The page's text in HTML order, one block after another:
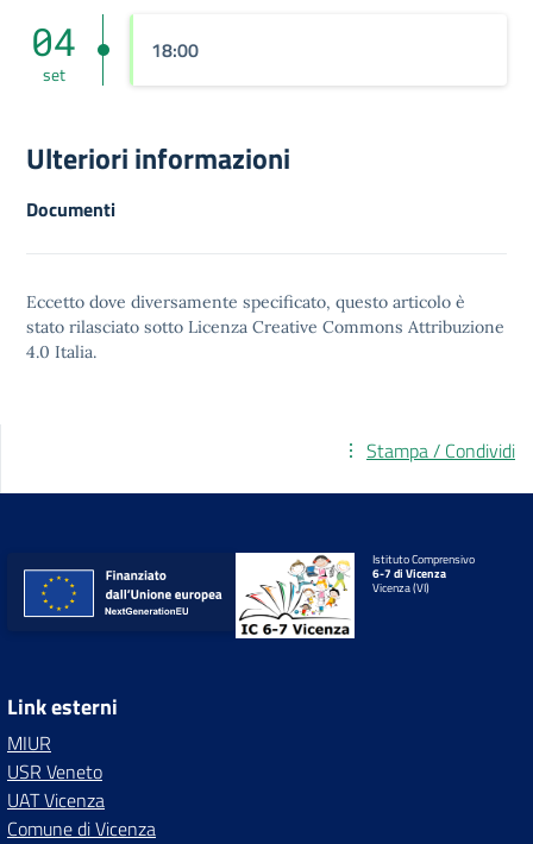
04
set
18:00
Ulteriori informazioni
Documenti
Eccetto dove diversamente specificato, questo articolo è
stato rilasciato sotto Licenza Creative Commons Attribuzione
4.0 Italia.
Stampa / Condividi
Istituto Comprensivo
6-7 di Vicenza
Vicenza (VI)
Link esterni
MIUR
USR Veneto
UAT Vicenza
Comune di Vicenza